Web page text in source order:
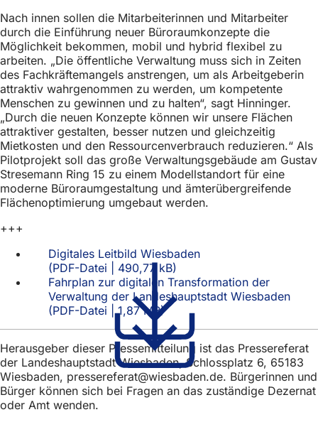
Nach innen sollen die Mitarbeiterinnen und Mitarbeiter
durch die Einführung neuer Büroraumkonzepte die
Möglichkeit bekommen, mobil und hybrid flexibel zu
arbeiten. „Die öffentliche Verwaltung muss sich in Zeiten
des Fachkräftemangels anstrengen, um als Arbeitgeberin
attraktiv wahrgenommen zu werden, um kompetente
Menschen zu gewinnen und zu halten“, sagt Hinninger.
„Durch die neuen Konzepte können wir unsere Flächen
attraktiver gestalten, besser nutzen und gleichzeitig
Mietkosten und den Ressourcenverbrauch reduzieren.“ Als
Pilotprojekt soll das große Verwaltungsgebäude am Gustav
Stresemann Ring 15 zu einem Modellstandort für eine
moderne Büroraumgestaltung und ämterübergreifende
Flächenoptimierung umgebaut werden.
+++
Digitales Leitbild Wiesbaden
PDF-Datei
490,77 kB
Fahrplan zur digitalen Transformation der
Verwaltung der Landeshauptstadt Wiesbaden
PDF-Datei 1,87 MB
Herausgeber dieser Pressemitteilung ist das Pressereferat
der Landeshauptstadt Wiesbaden, Schlossplatz 6, 65183
Wiesbaden, pressereferat wiesbaden de. Bürgerinnen und
Bürger können sich bei Fragen an das zuständige Dezernat
oder Amt wenden.